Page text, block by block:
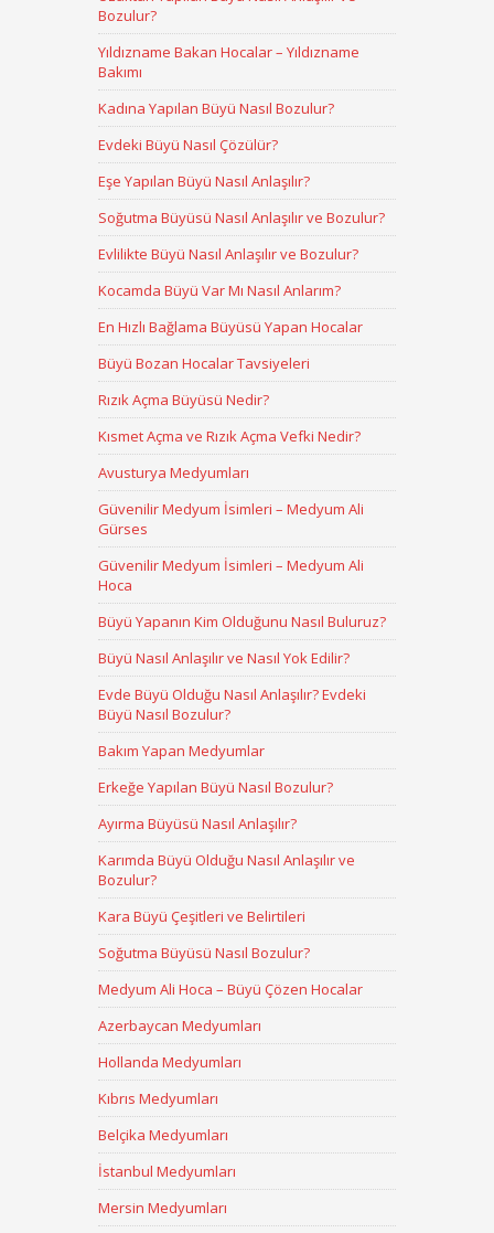
Bozulur?
Yıldızname Bakan Hocalar – Yıldızname
Bakımı
Kadına Yapılan Büyü Nasıl Bozulur?
Evdeki Büyü Nasıl Çözülür?
Eşe Yapılan Büyü Nasıl Anlaşılır?
Soğutma Büyüsü Nasıl Anlaşılır ve Bozulur?
Evlilikte Büyü Nasıl Anlaşılır ve Bozulur?
Kocamda Büyü Var Mı Nasıl Anlarım?
En Hızlı Bağlama Büyüsü Yapan Hocalar
Büyü Bozan Hocalar Tavsiyeleri
Rızık Açma Büyüsü Nedir?
Kısmet Açma ve Rızık Açma Vefki Nedir?
Avusturya Medyumları
Güvenilir Medyum İsimleri – Medyum Ali
Gürses
Güvenilir Medyum İsimleri – Medyum Ali
Hoca
Büyü Yapanın Kim Olduğunu Nasıl Buluruz?
Büyü Nasıl Anlaşılır ve Nasıl Yok Edilir?
Evde Büyü Olduğu Nasıl Anlaşılır? Evdeki
Büyü Nasıl Bozulur?
Bakım Yapan Medyumlar
Erkeğe Yapılan Büyü Nasıl Bozulur?
Ayırma Büyüsü Nasıl Anlaşılır?
Karımda Büyü Olduğu Nasıl Anlaşılır ve
Bozulur?
Kara Büyü Çeşitleri ve Belirtileri
Soğutma Büyüsü Nasıl Bozulur?
Medyum Ali Hoca – Büyü Çözen Hocalar
Azerbaycan Medyumları
Hollanda Medyumları
Kıbrıs Medyumları
Belçika Medyumları
İstanbul Medyumları
Mersin Medyumları